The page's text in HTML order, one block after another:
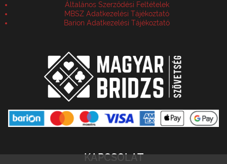
Általános Szerződési Feltételek
MBSZ Adatkezelési Tájékoztató
Barion Adatkezelési Tájékoztató
KAPCSOLAT